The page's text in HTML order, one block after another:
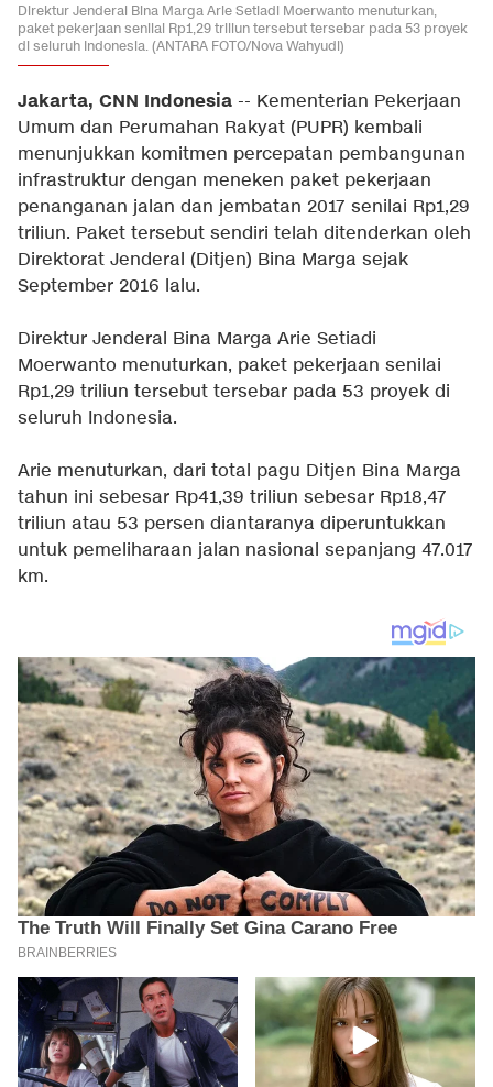
Direktur Jenderal Bina Marga Arie Setiadi Moerwanto menuturkan,
paket pekerjaan senilai Rp1,29 triliun tersebut tersebar pada 53 proyek
di seluruh Indonesia. (ANTARA FOTO/Nova Wahyudi)
Jakarta, CNN Indonesia -- Kementerian Pekerjaan
Umum dan Perumahan Rakyat (PUPR) kembali
menunjukkan komitmen percepatan pembangunan
infrastruktur dengan meneken paket pekerjaan
penanganan jalan dan jembatan 2017 senilai Rp1,29
triliun. Paket tersebut sendiri telah ditenderkan oleh
Direktorat Jenderal (Ditjen) Bina Marga sejak
September 2016 lalu.
Direktur Jenderal Bina Marga Arie Setiadi
Moerwanto menuturkan, paket pekerjaan senilai
Rp1,29 triliun tersebut tersebar pada 53 proyek di
seluruh Indonesia.
Arie menuturkan, dari total pagu Ditjen Bina Marga
tahun ini sebesar Rp41,39 triliun sebesar Rp18,47
triliun atau 53 persen diantaranya diperuntukkan
untuk pemeliharaan jalan nasional sepanjang 47.017
km.